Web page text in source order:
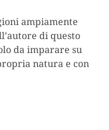
ampiamente
di questo
da imparare su
natura e con